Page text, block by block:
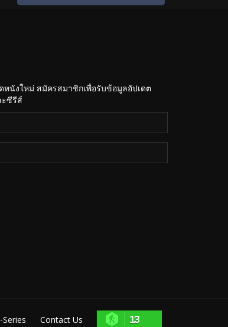
หนังใหม่ สมัครสมาชิกเพื่อรับข้อมูลอัปเดต
ซีรีส์
Series Contact Us 13